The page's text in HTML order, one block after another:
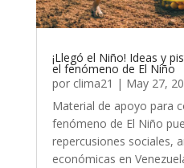
¡Llegó el Niño! Ideas y
el fenómeno de El Niño
por clima21 | May 27,
Material de apoyo para
fenómeno de El Niño
repercusiones sociales,
económicas en